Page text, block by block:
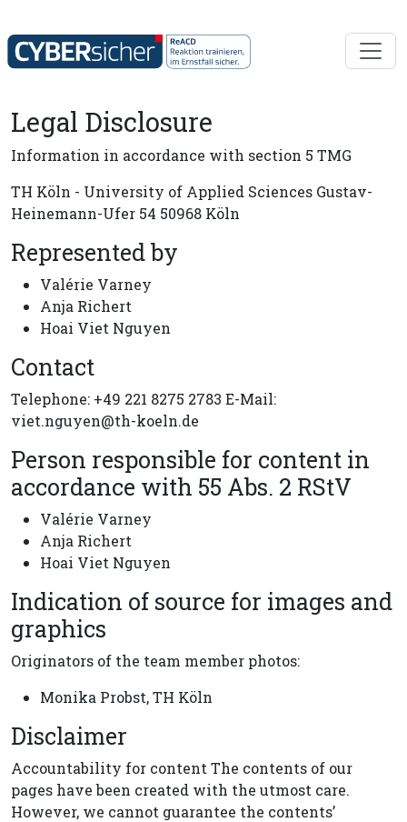
Legal Disclosure
Information in accordance with section 5 TMG
TH Köln - University of Applied Sciences Gustav-
Heinemann-Ufer 54 50968 Köln
Represented by
Valérie Varney
Anja Richert
Hoai Viet Nguyen
Contact
Telephone: +49 221 8275 2783 E-Mail:
viet.nguyen@th-koeln.de
Person responsible for content in
accordance with 55 Abs. 2 RStV
Valérie Varney
Anja Richert
Hoai Viet Nguyen
Indication of source for images and
graphics
Originators of the team member photos:
Monika Probst, TH Köln
Disclaimer
Accountability for content The contents of our
pages have been created with the utmost care.
However, we cannot guarantee the contents’
CyberSecurityChatbot
Powered by TH Köln